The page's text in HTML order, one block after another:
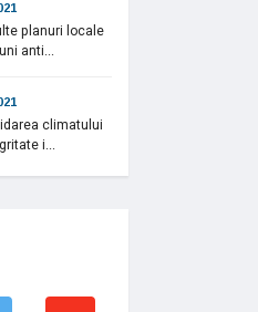
planuri locale
anti...
climatului
i...